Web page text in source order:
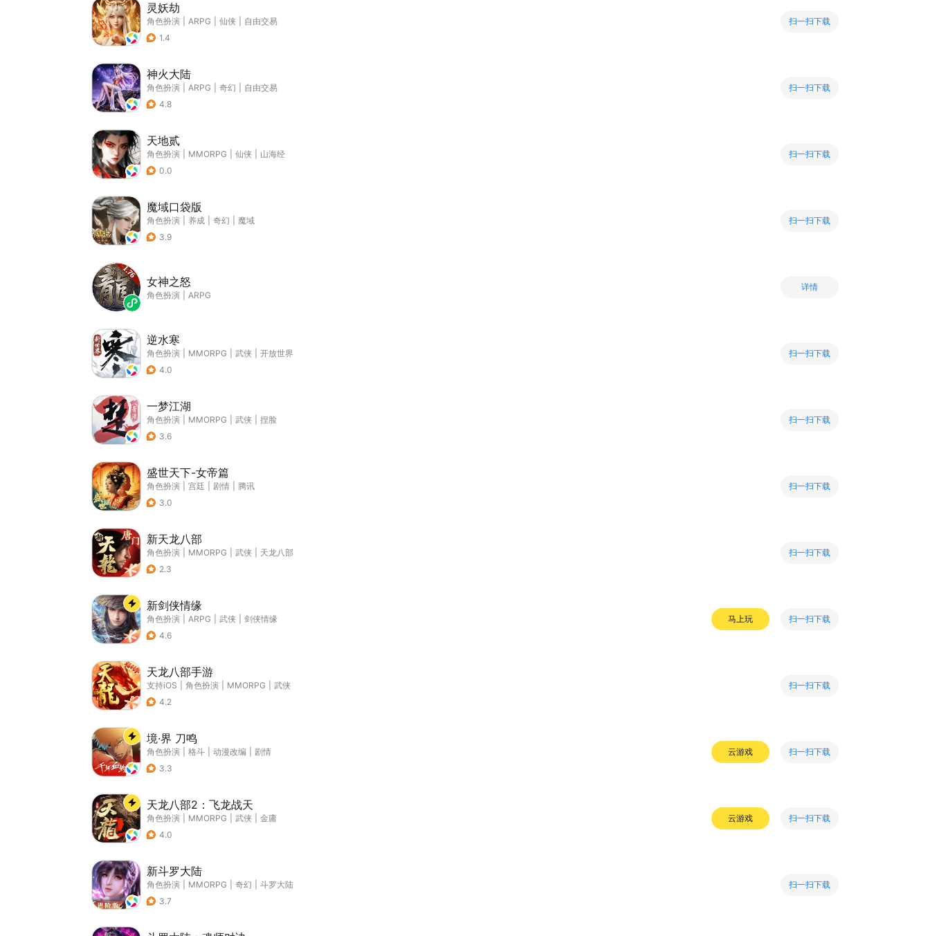
灵妖劫
角色扮演 ARPG 仙侠
自由交易
1.4
扫一扫下载
神火大陆
角色扮演 ARPG 奇幻
自由交易
4.8
扫一扫下载
天地贰
角色扮演 MMORPG 仙侠
山海经
0.0
扫一扫下载
魔域口袋版
角色扮演 养成 奇幻
魔域
3.9
扫一扫下载
女神之怒
角色扮演 ARPG
详情
逆水寒
角色扮演 MMORPG 武侠
开放世界
4.0
扫一扫下载
一梦江湖
角色扮演 MMORPG 武侠
捏脸
3.6
扫一扫下载
盛世天下-女帝篇
角色扮演 宫廷 剧情
腾讯
3.0
扫一扫下载
新天龙八部
角色扮演 MMORPG 武侠
天龙八部
2.3
扫一扫下载
新剑侠情缘
角色扮演 ARPG 武侠
剑侠情缘
4.6
马上玩 扫一扫下载
天龙八部手游
支持iOS 角色扮演 MMORPG
武侠
4.2
扫一扫下载
境·界 刀鸣
角色扮演 格斗 动漫改编
剧情
3.3
云游戏 扫一扫下载
天龙八部2：飞龙战天
角色扮演 MMORPG 武侠
金庸
4.0
云游戏 扫一扫下载
新斗罗大陆
角色扮演 MMORPG 奇幻
斗罗大陆
3.7
扫一扫下载